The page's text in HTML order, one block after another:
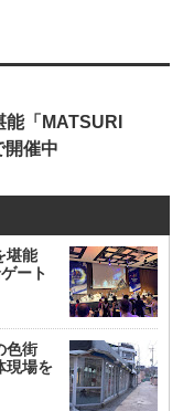
「MATSURI
開催中
堪能
ート
色街
現場を